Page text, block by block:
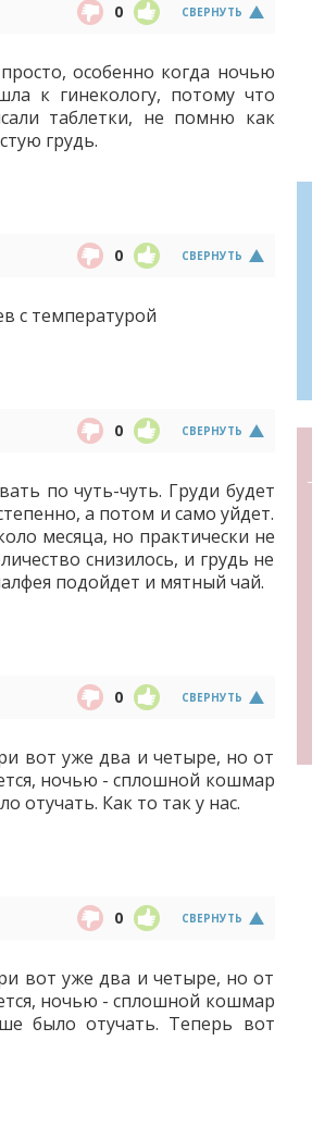
СВЕРНУТЬ
0
особенно когда ночью
к гинекологу, потому что
таблетки, не помню как
грудь.
СВЕРНУТЬ
0
с температурой
СВЕРНУТЬ
0
по чуть-чуть. Груди будет
а потом и само уйдет.
месяца, но практически не
снизилось, и грудь не
подойдет и мятный чай.
СВЕРНУТЬ
0
вот уже два и четыре, но от
ночью - сплошной кошмар
отучать. Как то так у нас.
СВЕРНУТЬ
0
вот уже два и четыре, но от
ночью - сплошной кошмар
было отучать. Теперь вот